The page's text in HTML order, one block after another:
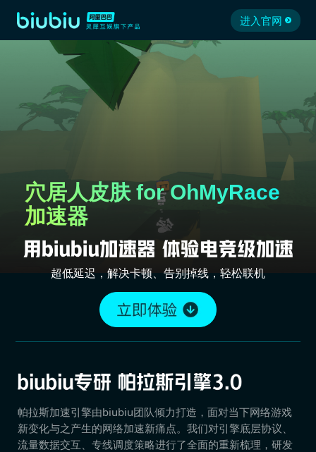
进入官网
穴居人皮肤 for OhMyRace
加速器
超低延迟，解决卡顿、告别掉线，轻松联机
帕拉斯加速引擎由biubiu团队倾力打造，面对当下网络游戏
新变化与之产生的网络加速新痛点。我们对引擎底层协议、
流量数据交互、专线调度策略进行了全面的重新梳理，研发